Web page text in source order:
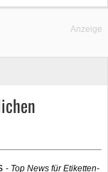
Anzeige
Top News für Etiketten-